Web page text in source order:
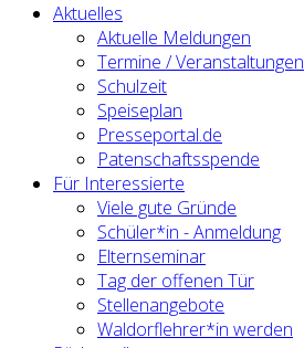
Aktuelles
Aktuelle Meldungen
Termine / Veranstaltungen
Schulzeit
Speiseplan
Presseportal.de
Patenschaftsspende
Für Interessierte
Viele gute Gründe
Schüler*in - Anmeldung
Elternseminar
Tag der offenen Tür
Stellenangebote
Waldorflehrer*in werden